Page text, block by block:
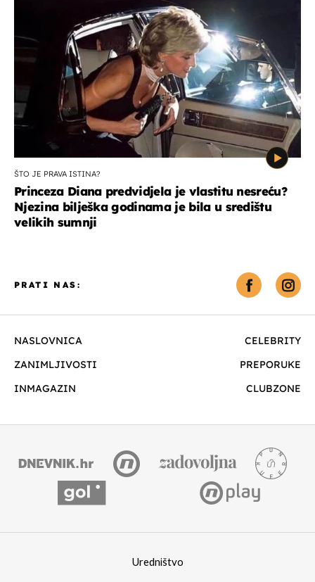
ŠTO JE PRAVA ISTINA?
Princeza Diana predvidjela je vlastitu nesreću?
Njezina bilješka godinama je bila u središtu
velikih sumnji
NASLOVNICA
CELEBRITY
ZANIMLJIVOSTI
PREPORUKE
INMAGAZIN
CLUBZONE
PRATI NAS:
Uredništvo